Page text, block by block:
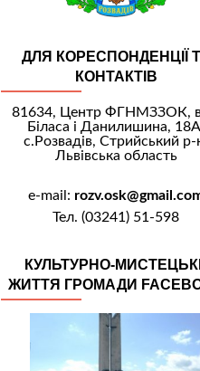
ДЛЯ КОРЕСПОНДЕНЦІЇ
КОНТАКТІВ
81634, Центр ФГНМЗЗОК,
Біласа і Данилишина,
с.Розвадів, Стрийський р-
Львівська область
e-mail:
Тел. (03241) 51-598
КУЛЬТУРНО-
ЖИТТЯ ГРОМАДИ